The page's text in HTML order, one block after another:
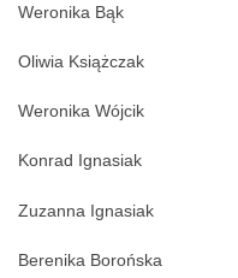
Weronika Bąk
Oliwia Książczak
Weronika Wójcik
Konrad Ignasiak
Zuzanna Ignasiak
Berenika Borońska